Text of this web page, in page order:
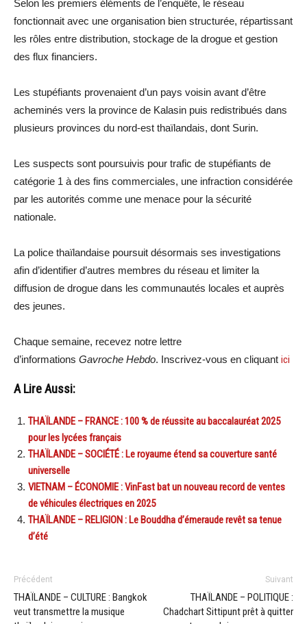
Selon les premiers éléments de l’enquête, le réseau
fonctionnait avec une organisation bien structurée, répartissant
les rôles entre distribution, stockage de la drogue et gestion
des flux financiers.
Les stupéfiants provenaient d’un pays voisin avant d’être
acheminés vers la province de Kalasin puis redistribués dans
plusieurs provinces du nord-est thaïlandais, dont Surin.
Les suspects sont poursuivis pour trafic de stupéfiants de
catégorie 1 à des fins commerciales, une infraction considérée
par les autorités comme une menace pour la sécurité
nationale.
La police thaïlandaise poursuit désormais ses investigations
afin d’identifier d’autres membres du réseau et limiter la
diffusion de drogue dans les communautés locales et auprès
des jeunes.
Chaque semaine, recevez notre lettre
d’informations Gavroche Hebdo. Inscrivez-vous en cliquant ici
A Lire Aussi:
THAÏLANDE – FRANCE : 100 % de réussite au baccalauréat 2025
pour les lycées français
THAÏLANDE – SOCIÉTÉ : Le royaume étend sa couverture santé
universelle
VIETNAM – ÉCONOMIE : VinFast bat un nouveau record de ventes
de véhicules électriques en 2025
THAÏLANDE – RELIGION : Le Bouddha d’émeraude revêt sa tenue
d’été
Précédent
THAÏLANDE – CULTURE : Bangkok
veut transmettre la musique
Suivant
THAÏLANDE – POLITIQUE :
Chadchart Sittipunt prêt à quitter